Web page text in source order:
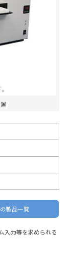
製品一覧
入力等を求められる